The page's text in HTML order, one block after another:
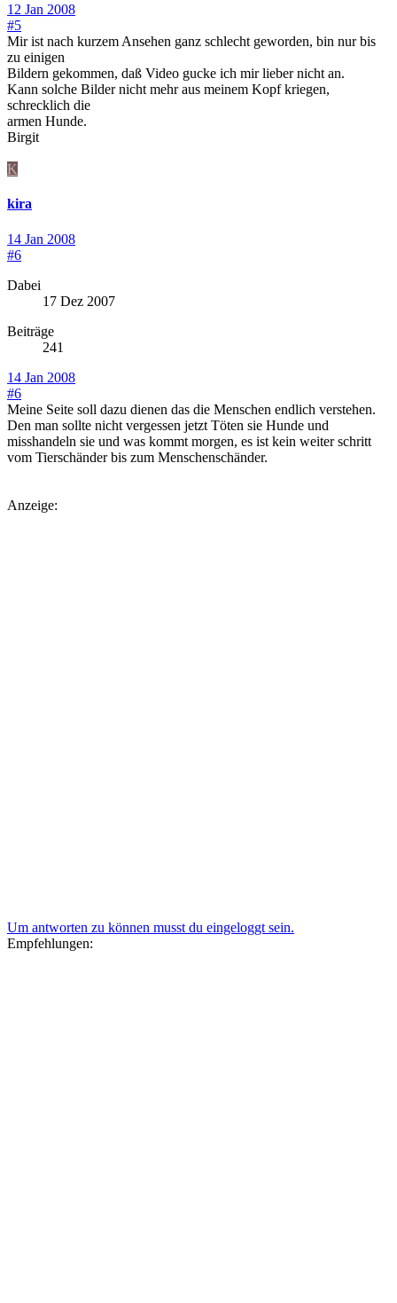
12 Jan 2008
#5
Mir ist nach kurzem Ansehen ganz schlecht geworden, bin nur bis
zu einigen
Bildern gekommen, daß Video gucke ich mir lieber nicht an.
Kann solche Bilder nicht mehr aus meinem Kopf kriegen,
schrecklich die
armen Hunde.
Birgit
K
kira
14 Jan 2008
#6
Dabei
17 Dez 2007
Beiträge
241
14 Jan 2008
#6
Meine Seite soll dazu dienen das die Menschen endlich verstehen.
Den man sollte nicht vergessen jetzt Töten sie Hunde und
misshandeln sie und was kommt morgen, es ist kein weiter schritt
vom Tierschänder bis zum Menschenschänder.
Anzeige:
Um antworten zu können musst du eingeloggt sein.
Empfehlungen: